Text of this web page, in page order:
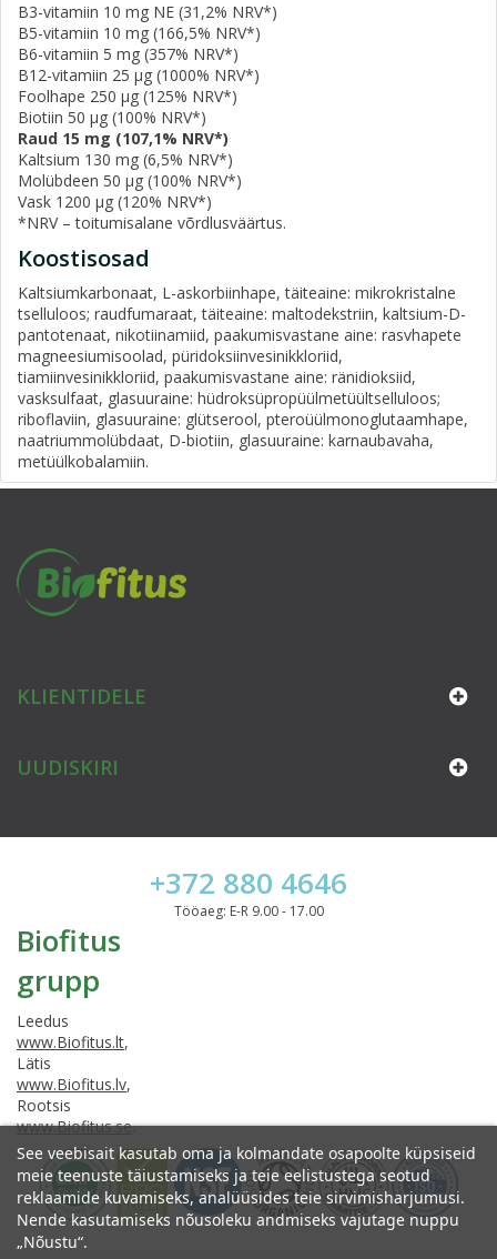
B3-vitamiin 10 mg NE (31,2% NRV*)
B5-vitamiin 10 mg (166,5% NRV*)
B6-vitamiin 5 mg (357% NRV*)
B12-vitamiin 25 µg (1000% NRV*)
Foolhape 250 µg (125% NRV*)
Biotiin 50 µg (100% NRV*)
Raud 15 mg (107,1% NRV*)
Kaltsium 130 mg (6,5% NRV*)
Molübdeen 50 µg (100% NRV*)
Vask 1200 µg (120% NRV*)
*NRV – toitumisalane võrdlusväärtus.
Koostisosad
Kaltsiumkarbonaat, L-askorbiinhape, täiteaine: mikrokristalne
tselluloos; raudfumaraat, täiteaine: maltodekstriin, kaltsium-D-
pantotenaat, nikotiinamiid, paakumisvastane aine: rasvhapete
magneesiumisoolad, püridoksiinvesinikkloriid,
tiamiinvesinikkloriid, paakumisvastane aine: ränidioksiid,
vasksulfaat, glasuuraine: hüdroksüpropüülmetüültselluloos;
riboflaviin, glasuuraine: glütserool, pteroüülmonoglutaamhape,
naatriummolübdaat, D-biotiin, glasuuraine: karnaubavaha,
metüülkobalamiin.
KLIENTIDELE
UUDISKIRI
+372 880 4646
Tööaeg: E-R 9.00 - 17.00
Biofitus
grupp
Leedus
www.Biofitus.lt,
Lätis
www.Biofitus.lv,
Rootsis
www.Biofitus.se.
See veebisait kasutab oma ja kolmandate osapoolte küpsiseid
meie teenuste täiustamiseks ja teie eelistustega seotud
reklaamide kuvamiseks, analüüsides teie sirvimisharjumusi.
Nende kasutamiseks nõusoleku andmiseks vajutage nuppu
„Nõustu“.